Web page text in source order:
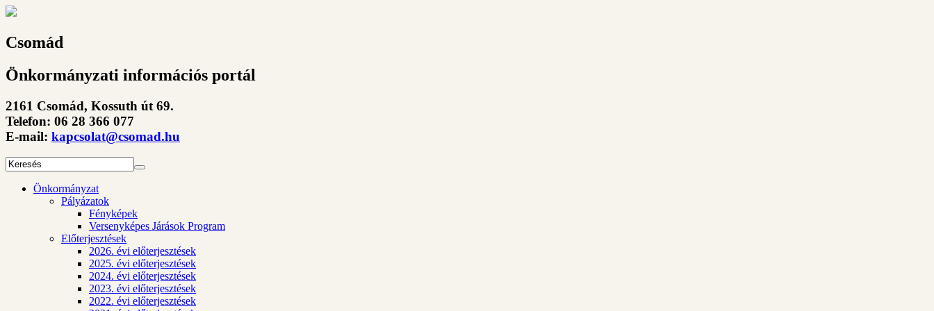
Csomád
Önkormányzati információs portál
2161 Csomád, Kossuth út 69.
Telefon: 06 28 366 077
E-mail: kapcsolat@csomad.hu
Önkormányzat
Pályázatok
Fényképek
Versenyképes Járások Program
Előterjesztések
2026. évi előterjesztések
2025. évi előterjesztések
2024. évi előterjesztések
2023. évi előterjesztések
2022. évi előterjesztések